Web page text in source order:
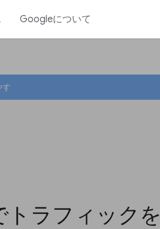
Googleについて
す
トラフィックを